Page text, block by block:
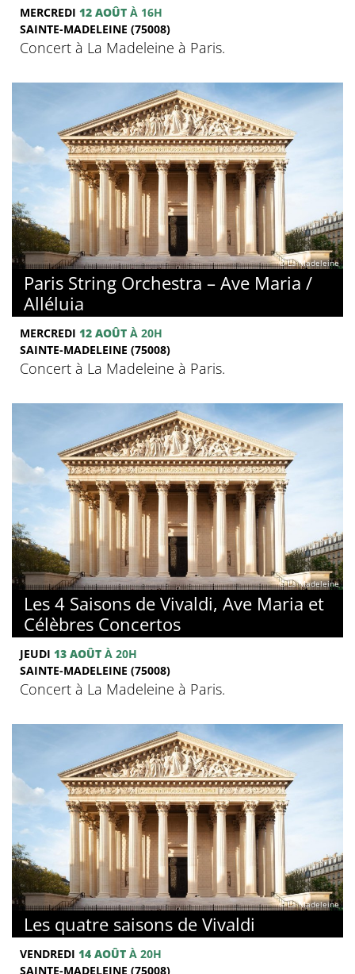
MERCREDI 12 AOÛT À 16H
SAINTE-MADELEINE (75008)
Concert à La Madeleine à Paris.
© La Madeleine
Paris String Orchestra – Ave Maria /
Alléluia
MERCREDI 12 AOÛT À 20H
SAINTE-MADELEINE (75008)
Concert à La Madeleine à Paris.
© La Madeleine
Les 4 Saisons de Vivaldi, Ave Maria et
Célèbres Concertos
JEUDI 13 AOÛT À 20H
SAINTE-MADELEINE (75008)
Concert à La Madeleine à Paris.
© La Madeleine
Les quatre saisons de Vivaldi
VENDREDI 14 AOÛT À 20H
SAINTE-MADELEINE (75008)